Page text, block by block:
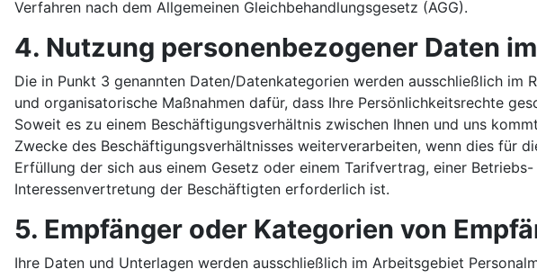
Verfahren nach dem Allgemeinen Gleichbehandlungsgesetz (AGG).
4. Nutzung personenbezogener Daten
Die in Punkt 3 genannten Daten/Datenkategorien werden ausschließlich
und organisatorische Maßnahmen dafür, dass Ihre Persönlichkeitsrechte
Soweit es zu einem Beschäftigungsverhältnis zwischen Ihnen und uns
Zwecke des Beschäftigungsverhältnisses weiterverarbeiten, wenn dies für
Erfüllung der sich aus einem Gesetz oder einem Tarifvertrag, einer
Interessenvertretung der Beschäftigten erforderlich ist.
5. Empfänger oder Kategorien von
Ihre Daten und Unterlagen werden ausschließlich im Arbeitsgebiet